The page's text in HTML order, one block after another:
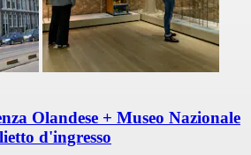
Olandese + Museo Nazionale
d'ingresso